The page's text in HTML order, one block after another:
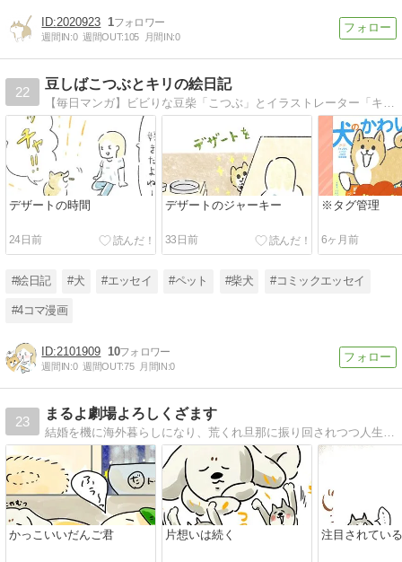
2020923 1
週間IN:0 週間OUT:105 月間IN:0
22
豆しばこつぶとキリの絵日記
【毎日マンガ】ビビりな豆柴「こつぶ」とイラストレーター「キリ」の２人暮らしを描くエッセイ漫画。
デザートの時間
24日前
デザートのジャーキー
33日前
※タグ管理
6ヶ月前
#絵日記 #犬 #エッセイ #ペット #柴犬 #コミックエッセイ
#4コマ漫画
2101909 10
週間IN:0 週間OUT:75 月間IN:0
23
まるよ劇場よろしくざます
かっこいいだんご君 片想いは続く 注目されている